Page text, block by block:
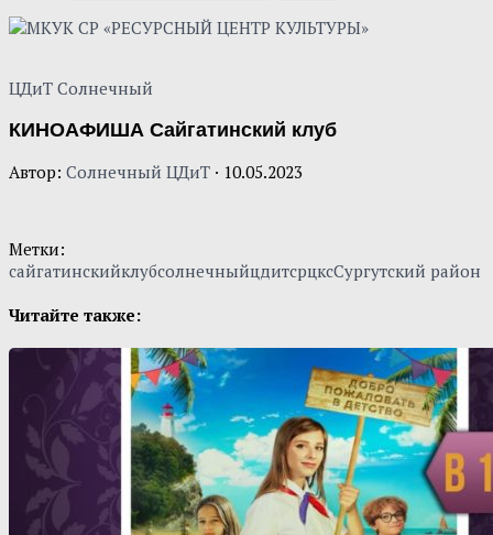
ЦДиТ Солнечный
КИНОАФИША Сайгатинский клуб
Автор: Солнечный ЦДиТ · 10.05.2023
Метки:
сайгатинскийклубсолнечныйцдитсрцксСургутский район
Читайте также: